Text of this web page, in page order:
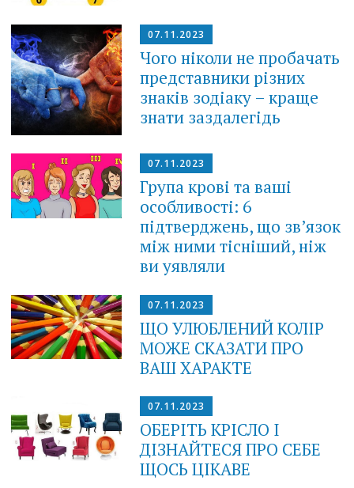
07.11.2023
Чого ніколи не пробачать
представники різних
знаків зодіаку – краще
знати заздалегідь
07.11.2023
Група крові та ваші
особливості: 6
підтверджень, що зв’язок
між ними тісніший, ніж
ви уявляли
07.11.2023
ЩО УЛЮБЛЕНИЙ КОЛІР
МОЖЕ СКАЗАТИ ПРО
ВАШ ХАРАКТЕ
07.11.2023
ОБЕРІТЬ КРІCЛО І
ДІЗНАЙТЕСЯ ПРО СЕБЕ
ЩОСЬ ЦІКАВЕ